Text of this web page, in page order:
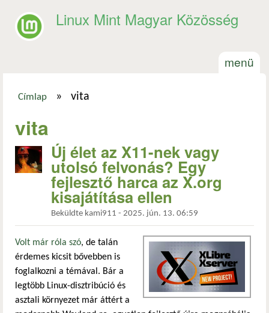
Linux Mint Magyar Közösség
menü
Címlap » vita
vita
Új élet az X11-nek vagy
utolsó felvonás? Egy
fejlesztő harca az X.org
kisajátítása ellen
Beküldte kami911 - 2025. jún. 13. 06:59
Volt már róla szó, de talán
érdemes kicsit bővebben is
foglalkozni a témával. Bár a
legtöbb Linux-disztribúció és
asztali környezet már áttért a